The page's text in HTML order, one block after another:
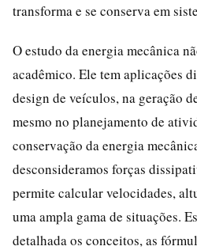
transforma e se conserva em
O estudo da energia mecânica
acadêmico. Ele tem aplicações
design de veículos, na geração
mesmo no planejamento de
conservação da energia
desconsideramos forças
permite calcular velocidades,
uma ampla gama de situações.
detalhada os conceitos, as